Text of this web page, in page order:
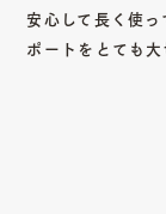
安心して長く使
ポートをとても大